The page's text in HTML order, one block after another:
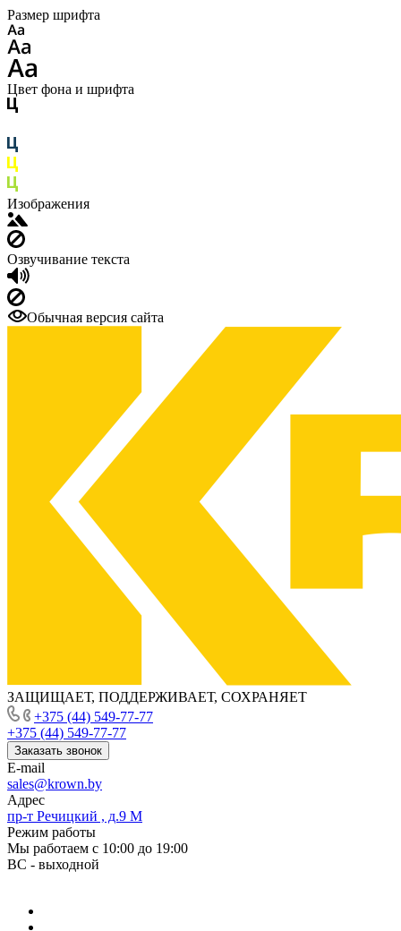
Размер шрифта
Цвет фона и шрифта
Изображения
Озвучивание текста
Обычная версия сайта
ЗАЩИЩАЕТ, ПОДДЕРЖИВАЕТ, СОХРАНЯЕТ
+375 (44) 549-77-77
+375 (44) 549-77-77
Заказать звонок
E-mail
sales@krown.by
Адрес
пр-т Речицкий , д.9 М
Режим работы
Мы работаем с 10:00 до 19:00
ВС - выходной